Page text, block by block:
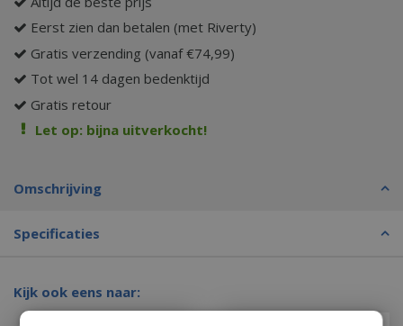
Eerst zien dan betalen (met Riverty)
Gratis verzending (vanaf €74,99)
Tot wel 14 dagen bedenktijd
Gratis retour
Let op: bijna uitverkocht!
Omschrijving
Specificaties
Kijk ook eens naar: